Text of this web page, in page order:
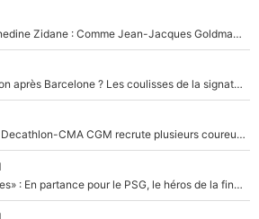
Un documentaire avec Zinedine Zidane : Comme Jean-Jacques Goldman et Mylène Farmer, le nouveau sélectionneur de l'équipe de France a recalé une journaliste très connue
Le PSG comme seule option après Barcelone ? Les coulisses de la signature historique de Lionel Messi sont révélées au grand jour !
«Le budget a augmenté» : Decathlon-CMA CGM recrute plusieurs coureurs pour offrir à Paul Seixas une équipe pour gagner le Tour de France 2027
«Le suicide de Ferran Torres» : En partance pour le PSG, le héros de la finale de la Coupe du monde s'attire les foudres de la presse espagnole !